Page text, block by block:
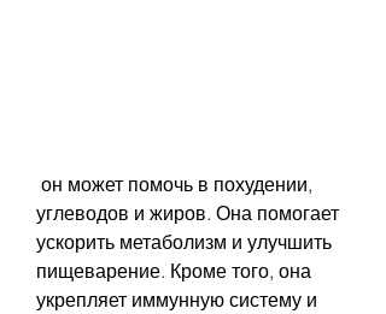
углеводов и жиров. Она помогает
ускорить метаболизм и улучшить
пищеварение. Кроме того, она
укрепляет иммунную систему и